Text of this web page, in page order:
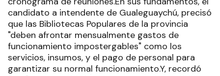
candidato a intendente de Gualeguaychú, precisó
que las Bibliotecas Populares de la provincia
"deben afrontar mensualmente gastos de
funcionamiento impostergables" como los
servicios, insumos, y el pago de personal para
garantizar su normal funcionamiento.Y, recordó